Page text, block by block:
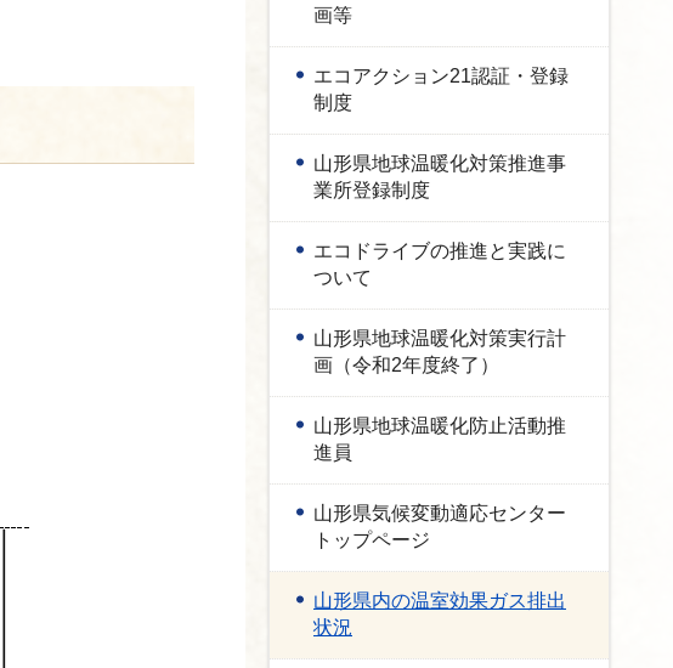
画等
エコアクション21認証・登録
制度
山形県地球温暖化対策推進事
業所登録制度
エコドライブの推進と実践に
ついて
山形県地球温暖化対策実行計
画（令和2年度終了）
山形県地球温暖化防止活動推
進員
山形県気候変動適応センター
トップページ
山形県内の温室効果ガス排出
状況